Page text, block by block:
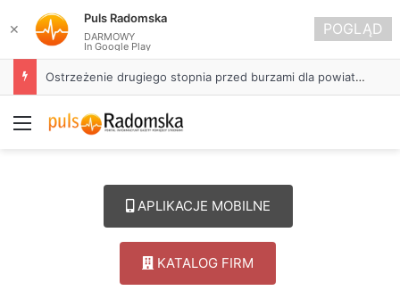
Ostrzeżenie drugiego stopnia przed burzami dla powiatu radomszczańskiego
Menu
APLIKACJE MOBILNE
KATALOG FIRM
✕
Puls Radomska
DARMOWY
In Google Play
POGLĄD